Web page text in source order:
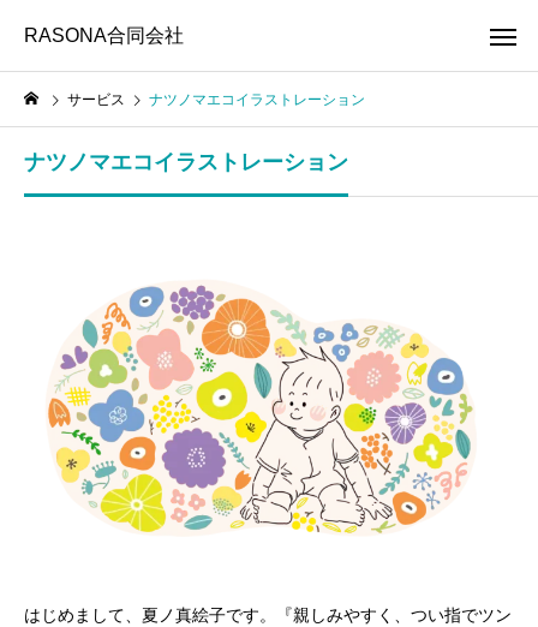
RASONA合同会社
サービス ナツノマエコイラストレーション
ナツノマエコイラストレーション
はじめまして、夏ノ真絵子です。『親しみやすく、つい指でツン